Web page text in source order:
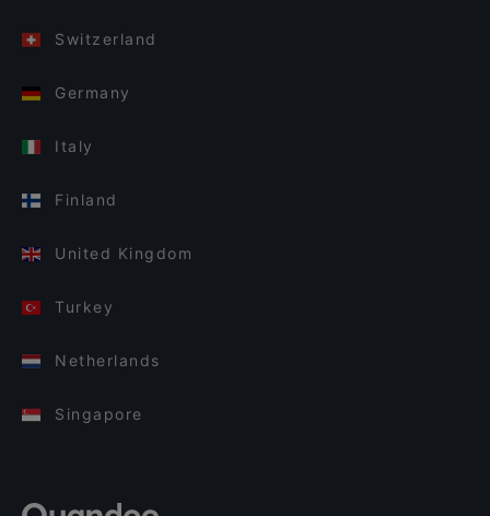
Switzerland
Germany
Italy
Finland
United Kingdom
Turkey
Netherlands
Singapore